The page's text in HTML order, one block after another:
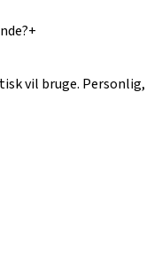
+
vil bruge. Personlig,